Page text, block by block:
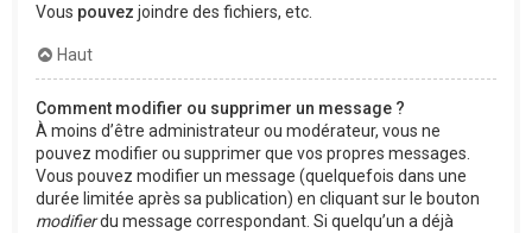
Vous pouvez joindre des fichiers, etc.
Haut
Comment modifier ou supprimer un message ?
À moins d’être administrateur ou modérateur, vous ne
pouvez modifier ou supprimer que vos propres messages.
Vous pouvez modifier un message (quelquefois dans une
durée limitée après sa publication) en cliquant sur le bouton
modifierdu message correspondant. Si quelqu’un a déjà